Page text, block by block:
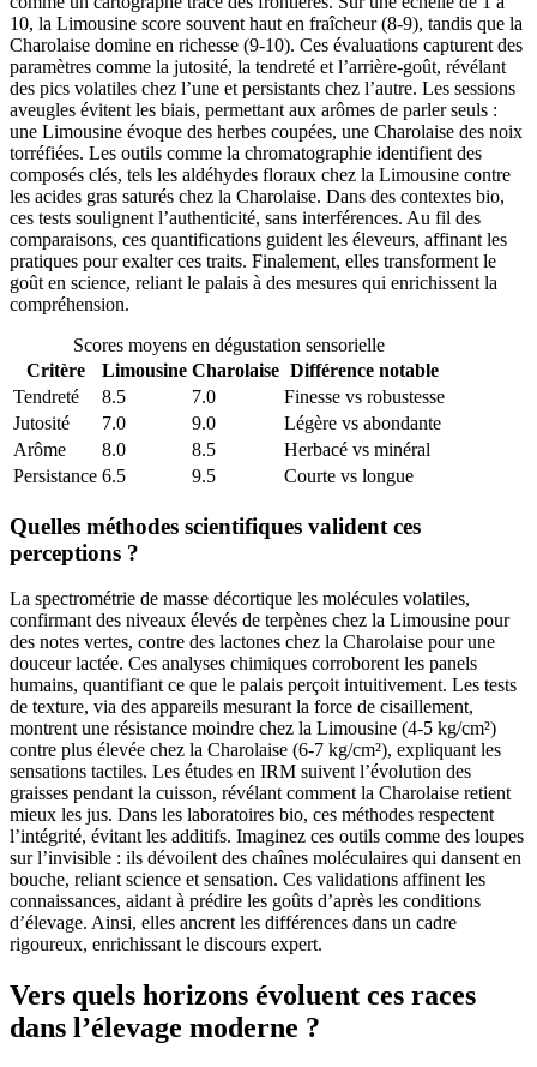
10, la Limousine score souvent haut en fraîcheur (8-9), tandis que la
Charolaise domine en richesse (9-10). Ces évaluations capturent des
paramètres comme la jutosité, la tendreté et l’arrière-goût, révélant
des pics volatiles chez l’une et persistants chez l’autre. Les sessions
aveugles évitent les biais, permettant aux arômes de parler seuls :
une Limousine évoque des herbes coupées, une Charolaise des noix
torréfiées. Les outils comme la chromatographie identifient des
composés clés, tels les aldéhydes floraux chez la Limousine contre
les acides gras saturés chez la Charolaise. Dans des contextes bio,
ces tests soulignent l’authenticité, sans interférences. Au fil des
comparaisons, ces quantifications guident les éleveurs, affinant les
pratiques pour exalter ces traits. Finalement, elles transforment le
goût en science, reliant le palais à des mesures qui enrichissent la
compréhension.
Scores moyens en dégustation sensorielle
Critère
Limousine Charolaise Différence notable
Tendreté
8.5 7.0
Finesse vs robustesse
Jutosité
7.0 9.0
Légère vs abondante
Arôme
8.0 8.5
Herbacé vs minéral
Persistance 6.5 9.5 Courte vs longue
Quelles méthodes scientifiques valident ces
perceptions ?
La spectrométrie de masse décortique les molécules volatiles,
confirmant des niveaux élevés de terpènes chez la Limousine pour
des notes vertes, contre des lactones chez la Charolaise pour une
douceur lactée. Ces analyses chimiques corroborent les panels
humains, quantifiant ce que le palais perçoit intuitivement. Les tests
de texture, via des appareils mesurant la force de cisaillement,
montrent une résistance moindre chez la Limousine (4-5 kg/cm²)
contre plus élevée chez la Charolaise (6-7 kg/cm²), expliquant les
sensations tactiles. Les études en IRM suivent l’évolution des
graisses pendant la cuisson, révélant comment la Charolaise retient
mieux les jus. Dans les laboratoires bio, ces méthodes respectent
l’intégrité, évitant les additifs. Imaginez ces outils comme des loupes
sur l’invisible : ils dévoilent des chaînes moléculaires qui dansent en
bouche, reliant science et sensation. Ces validations affinent les
connaissances, aidant à prédire les goûts d’après les conditions
d’élevage. Ainsi, elles ancrent les différences dans un cadre
rigoureux, enrichissant le discours expert.
Vers quels horizons évoluent ces races
dans l’élevage moderne ?